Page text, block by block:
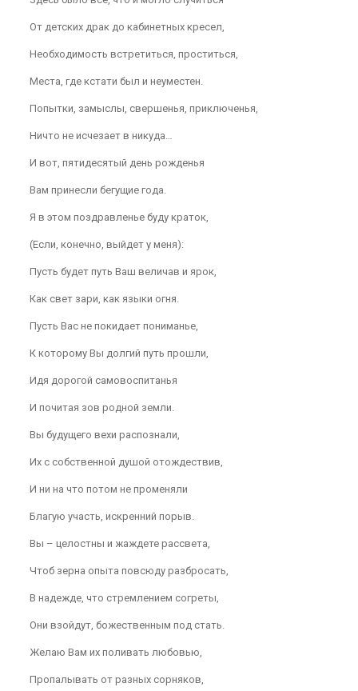
От детских драк до кабинетных кресел,
Необходимость встретиться, проститься,
Места, где кстати был и неуместен.
Попытки, замыслы, свершенья, приключенья,
Ничто не исчезает в никуда…
И вот, пятидесятый день рожденья
Вам принесли бегущие года.
Я в этом поздравленье буду краток,
(Если, конечно, выйдет у меня):
Пусть будет путь Ваш величав и ярок,
Как свет зари, как языки огня.
Пусть Вас не покидает пониманье,
К которому Вы долгий путь прошли,
Идя дорогой самовоспитанья
И почитая зов родной земли.
Вы будущего вехи распознали,
Их с собственной душой отождествив,
И ни на что потом не променяли
Благую участь, искренний порыв.
Вы – целостны и жаждете рассвета,
Чтоб зерна опыта повсюду разбросать,
В надежде, что стремлением согреты,
Они взойдут, божественным под стать.
Желаю Вам их поливать любовью,
Пропалывать от разных сорняков,